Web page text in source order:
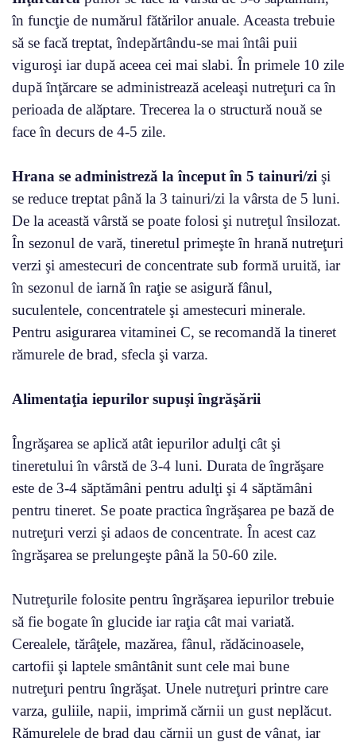
în funcţie de numărul fătărilor anuale. Aceasta trebuie
să se facă treptat, îndepărtându-se mai întâi puii
viguroşi iar după aceea cei mai slabi. În primele 10 zile
după înţărcare se administrează aceleaşi nutreţuri ca în
perioada de alăptare. Trecerea la o structură nouă se
face în decurs de 4-5 zile.
Hrana se administreză la început în 5 tainuri/zi şi
se reduce treptat până la 3 tainuri/zi la vârsta de 5 luni.
De la această vârstă se poate folosi şi nutreţul însilozat.
În sezonul de vară, tineretul primeşte în hrană nutreţuri
verzi şi amestecuri de concentrate sub formă uruită, iar
în sezonul de iarnă în raţie se asigură fânul,
suculentele, concentratele şi amestecuri minerale.
Pentru asigurarea vitaminei C, se recomandă la tineret
rămurele de brad, sfecla şi varza.
Alimentaţia iepurilor supuşi îngrăşării
Îngrăşarea se aplică atât iepurilor adulţi cât şi
tineretului în vârstă de 3-4 luni. Durata de îngrăşare
este de 3-4 săptămâni pentru adulţi şi 4 săptămâni
pentru tineret. Se poate practica îngrăşarea pe bază de
nutreţuri verzi şi adaos de concentrate. În acest caz
îngrăşarea se prelungeşte până la 50-60 zile.
Nutreţurile folosite pentru îngrăşarea iepurilor trebuie
să fie bogate în glucide iar raţia cât mai variată.
Cerealele, tărâţele, mazărea, fânul, rădăcinoasele,
cartofii şi laptele smântânit sunt cele mai bune
nutreţuri pentru îngrăşat. Unele nutreţuri printre care
varza, guliile, napii, imprimă cărnii un gust neplăcut.
Rămurelele de brad dau cărnii un gust de vânat, iar